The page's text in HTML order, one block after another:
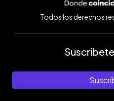
Todos los derechos